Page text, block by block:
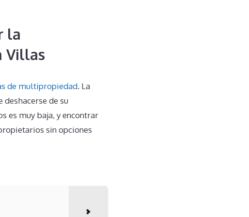
la
Villas
de multipropiedad. La
de su
es muy baja, y encontrar
sin opciones